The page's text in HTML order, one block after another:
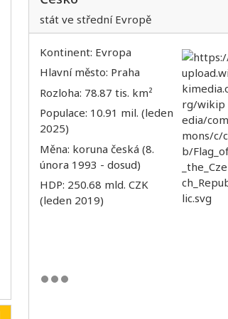
stát ve střední Evropě
Kontinent: Evropa
Hlavní město: Praha
Rozloha: 78.87 tis. km²
Populace: 10.91 mil. (leden
2025)
Měna: koruna česká (8.
února 1993 - dosud)
HDP: 250.68 mld. CZK
(leden 2019)